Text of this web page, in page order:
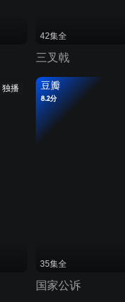
42集全
三叉戟
独播 豆瓣
8.2分
35集全
国家公诉